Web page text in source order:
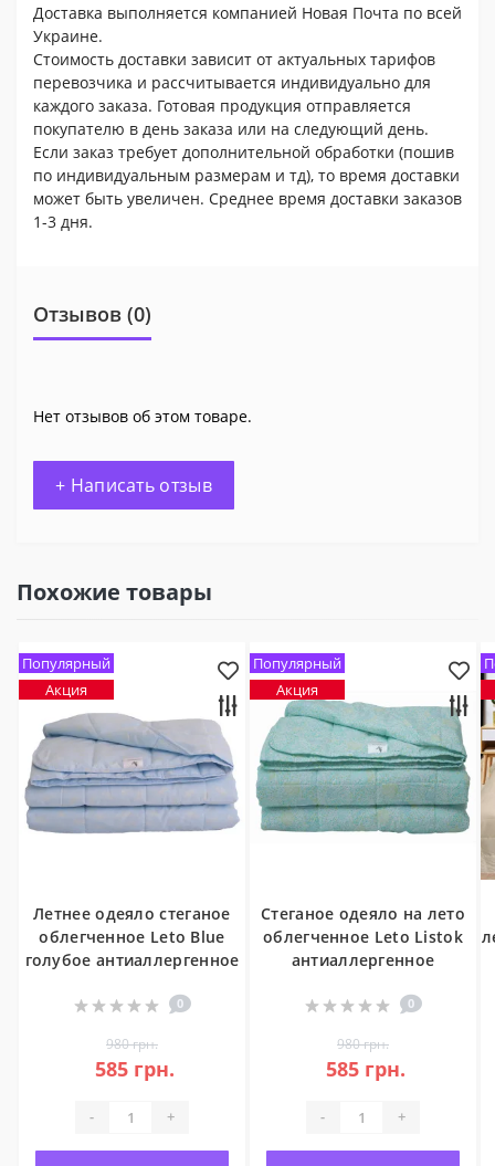
Доставка выполняется компанией Новая Почта по всей
Украине.
Стоимость доставки зависит от актуальных тарифов
перевозчика и рассчитывается индивидуально для
каждого заказа. Готовая продукция отправляется
покупателю в день заказа или на следующий день.
Если заказ требует дополнительной обработки (пошив
по индивидуальным размерам и тд), то время доставки
может быть увеличен. Среднее время доставки заказов
1-3 дня.
Отзывов (0)
Нет отзывов об этом товаре.
+ Написать отзыв
Похожие товары
Популярный
Акция
Летнее одеяло стеганое
облегченное Leto Blue
голубое антиаллергенное
0
980 грн.
585 грн.
- +
Популярный
Акция
Стеганое одеяло на лето
облегченное Leto Listok
антиаллергенное
0
980 грн.
585 грн.
- +